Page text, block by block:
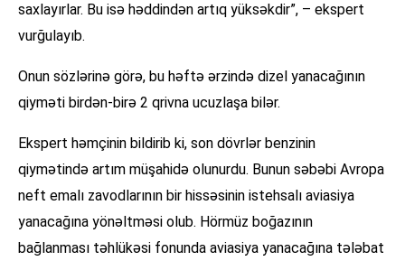
saxlayırlar. Bu isə həddindən artıq yüksəkdir”, – ekspert
vurğulayıb.
Onun sözlərinə görə, bu həftə ərzində dizel yanacağının
qiyməti birdən-birə 2 qrivna ucuzlaşa bilər.
Ekspert həmçinin bildirib ki, son dövrlər benzinin
qiymətində artım müşahidə olunurdu. Bunun səbəbi Avropa
neft emalı zavodlarının bir hissəsinin istehsalı aviasiya
yanacağına yönəltməsi olub. Hörmüz boğazının
bağlanması təhlükəsi fonunda aviasiya yanacağına tələbat